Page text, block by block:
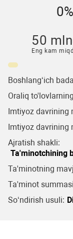
50
Eng kam
Boshlang‘ich
Oraliq
Imtiyoz davrining
Imtiyoz davrining
Ajratish shakli:
Ta'minotchining
Ta'minotning
Ta'minot
So‘ndirish usuli: